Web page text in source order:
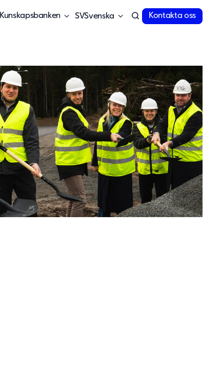
Kunskapsbanken Svenska Kontakta oss